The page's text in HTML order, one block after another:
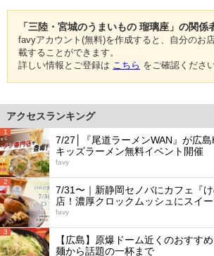
「三陸・宮城のうまいもの 瑠璃座」の関係
favyアカウント(無料)を作成すると、自分のお
載することができます。
詳しい情報とご登録は こちら をご確認ください
アクセスランキング
1
7/27│『尾道ラーメンWAN』が広島
キッズラーメン無料イベント開催
favy
2
7/31〜｜新静岡セノバにカフェ『
店！濃厚クロックムッシュにスイ
favy
3
【広島】原爆ドーム近くのおすす
麺から話題の一杯まで